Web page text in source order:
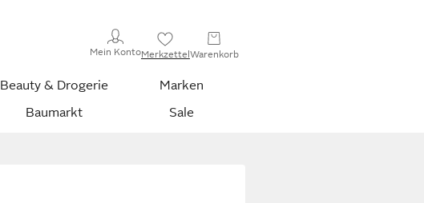
Mein KontoMerkzettelWarenkorb
Beauty & Drogerie
Marken
Baumarkt Sale